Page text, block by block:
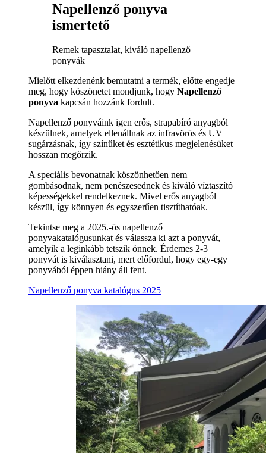
Napellenző ponyva
ismertető
Remek tapasztalat, kiváló napellenző
ponyvák
Mielőtt elkezdenénk bemutatni a termék, előtte engedje
meg, hogy köszönetet mondjunk, hogy Napellenző
ponyva kapcsán hozzánk fordult.
Napellenző ponyváink igen erős, strapabíró anyagból
készülnek, amelyek ellenállnak az infravörös és UV
sugárzásnak, így színűket és esztétikus megjelenésüket
hosszan megőrzik.
A speciális bevonatnak köszönhetően nem
gombásodnak, nem penészesednek és kiváló víztaszító
képességekkel rendelkeznek. Mivel erős anyagból
készül, így könnyen és egyszerűen tisztíthatóak.
Tekintse meg a 2025.-ös napellenző
ponyvakatalógusunkat és válassza ki azt a ponyvát,
amelyik a leginkább tetszik önnek. Érdemes 2-3
ponyvát is kiválasztani, mert előfordul, hogy egy-egy
ponyvából éppen hiány áll fent.
Napellenző ponyva katalógus 2025